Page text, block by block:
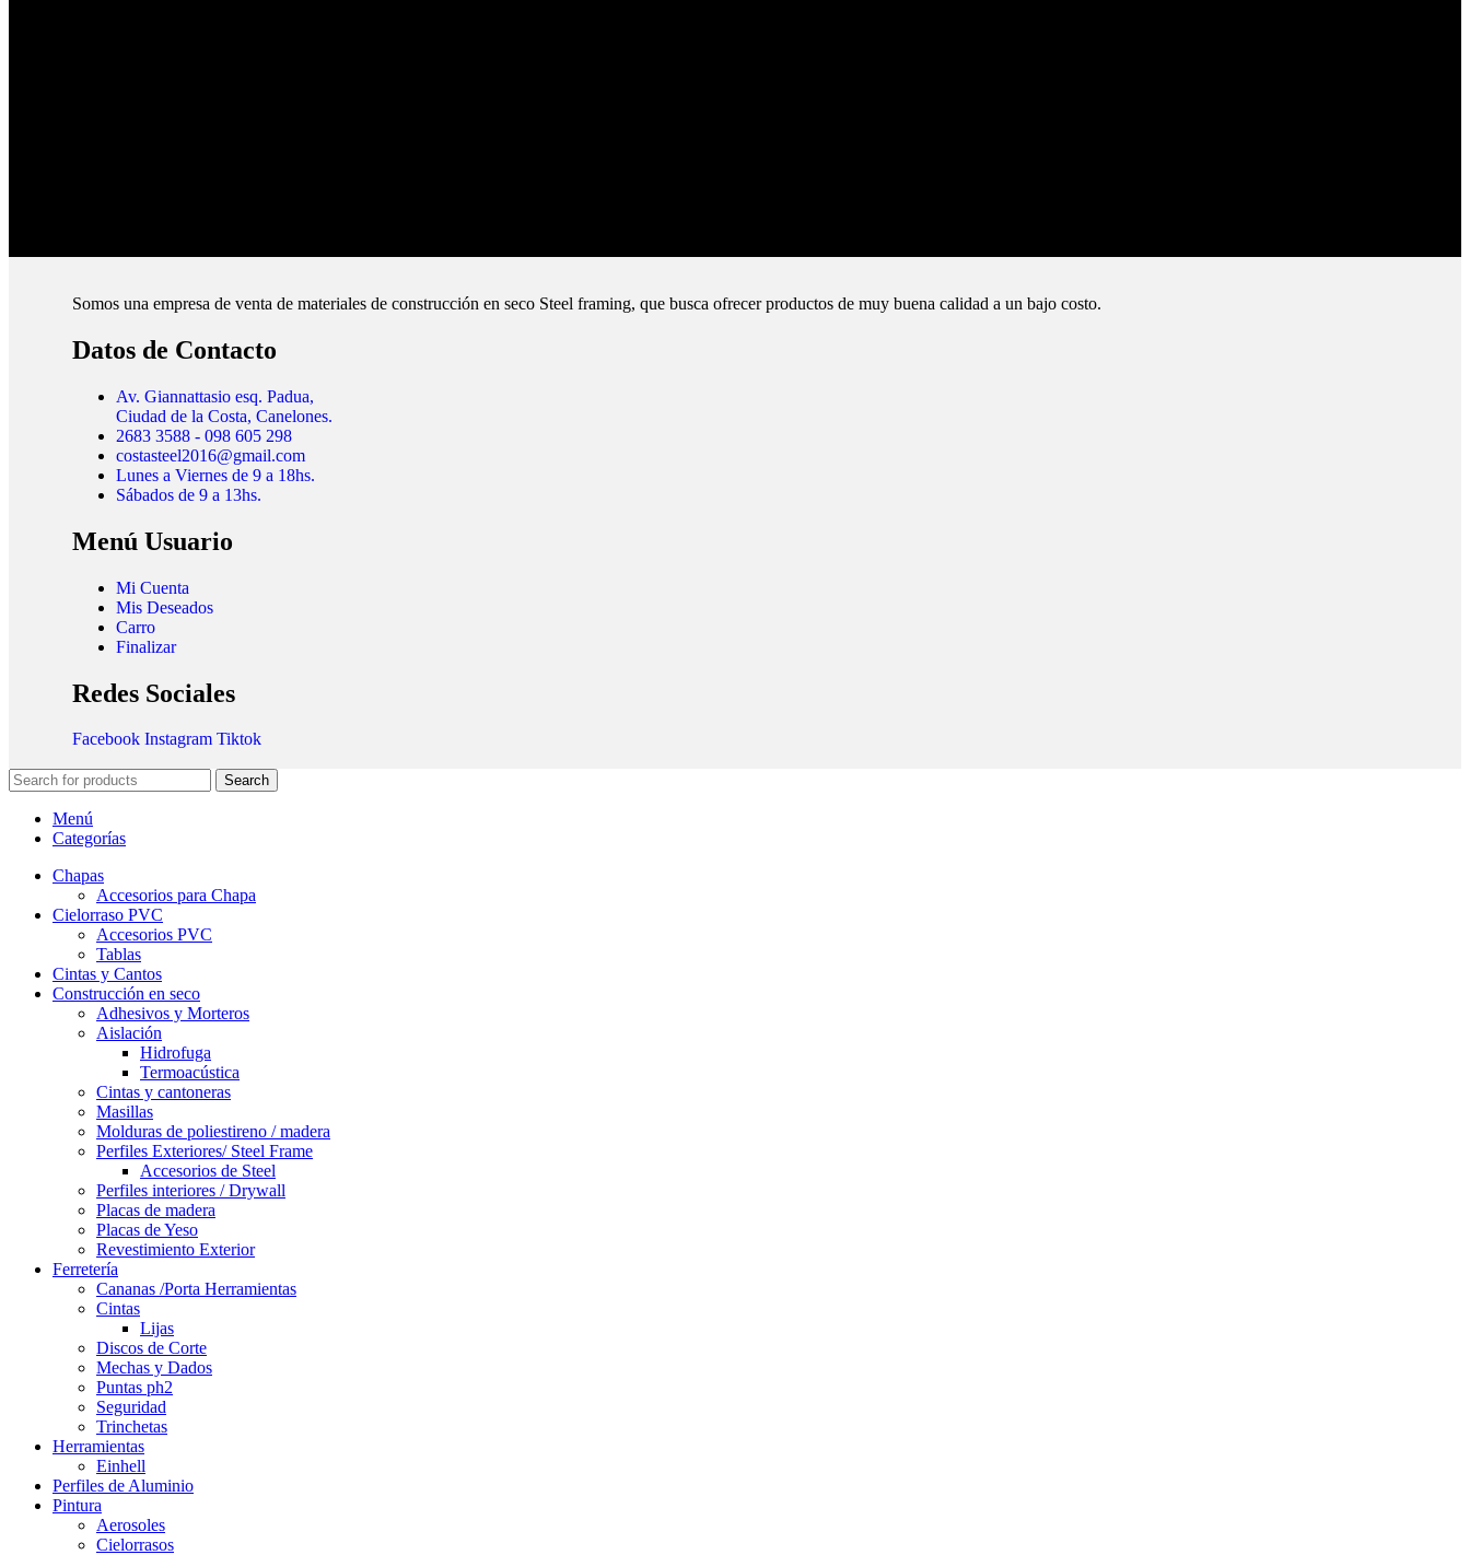
Somos una empresa de venta de materiales de construcción en seco Steel framing, que busca ofrecer productos de muy buena calidad a un bajo costo.
Datos de Contacto
Av. Giannattasio esq. Padua,
Ciudad de la Costa, Canelones.
2683 3588 - 098 605 298
costasteel2016@gmail.com
Lunes a Viernes de 9 a 18hs.
Sábados de 9 a 13hs.
Menú Usuario
Mi Cuenta
Mis Deseados
Carro
Finalizar
Redes Sociales
Facebook Instagram Tiktok
Search
Menú
Categorías
Chapas
Accesorios para Chapa
Cielorraso PVC
Accesorios PVC
Tablas
Cintas y Cantos
Construcción en seco
Adhesivos y Morteros
Aislación
Hidrofuga
Termoacústica
Cintas y cantoneras
Masillas
Molduras de poliestireno / madera
Perfiles Exteriores/ Steel Frame
Accesorios de Steel
Perfiles interiores / Drywall
Placas de madera
Placas de Yeso
Revestimiento Exterior
Ferretería
Cananas /Porta Herramientas
Cintas
Lijas
Discos de Corte
Mechas y Dados
Puntas ph2
Seguridad
Trinchetas
Herramientas
Einhell
Perfiles de Aluminio
Pintura
Aerosoles
Cielorrasos